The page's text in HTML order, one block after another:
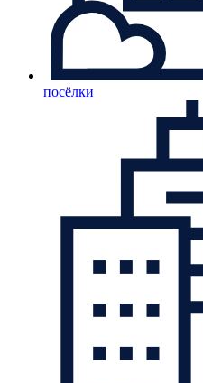
посёлки